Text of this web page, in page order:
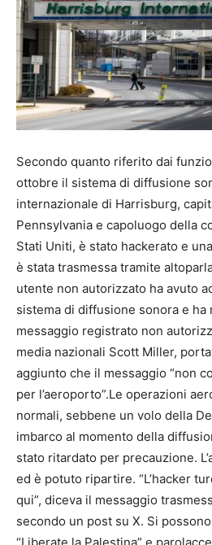
Secondo quanto riferito dai
ottobre il sistema di diffusione
internazionale di Harrisburg,
Pennsylvania e capoluogo della
Stati Uniti, è stato hackerato e
è stata trasmessa tramite
utente non autorizzato ha avuto
sistema di diffusione sonora e ha
messaggio registrato non
media nazionali Scott Miller,
aggiunto che il messaggio “non
per l’aeroporto”.Le operazioni
normali, sebbene un volo della
imbarco al momento della
stato ritardato per precauzione.
ed è potuto ripartire. “L’hacker
qui”, diceva il messaggio
secondo un post su X. Si